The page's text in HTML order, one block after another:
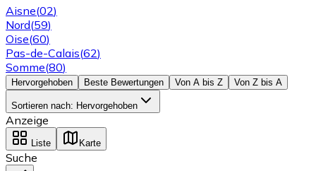
Aisne(02)
Nord(59)
Oise(60)
Pas-de-Calais(62)
Somme(80)
Hervorgehoben Beste Bewertungen Von A bis Z Von Z bis A
Sortieren nach: Hervorgehoben
Anzeige
Liste Karte
Suche